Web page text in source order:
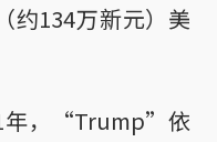
约134万新元）美
年，“Trump”依